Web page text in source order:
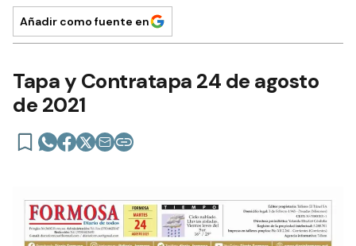
Añadir como fuente en
Tapa y Contratapa 24 de agosto
de 2021